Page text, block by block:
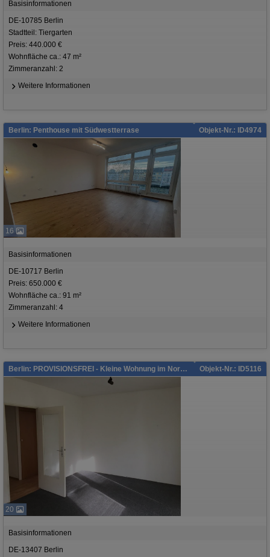
Basisinformationen
DE-10785 Berlin
Stadtteil: Tiergarten
Preis: 440.000 €
Wohnfläche ca.: 47 m²
Zimmeranzahl: 2
Weitere Informationen
Berlin: Penthouse mit Südwestterrase Objekt-Nr.: ID4974
16
Basisinformationen
DE-10717 Berlin
Preis: 650.000 €
Wohnfläche ca.: 91 m²
Zimmeranzahl: 4
Weitere Informationen
Berlin: PROVISIONSFREI - Kleine Wohnung im Norden Berlins (freiwerdend)! Objekt-Nr.: ID5116
20
Basisinformationen
DE-13407 Berlin